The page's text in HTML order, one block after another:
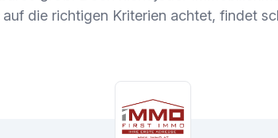
die richtigen Kriterien achtet, findet